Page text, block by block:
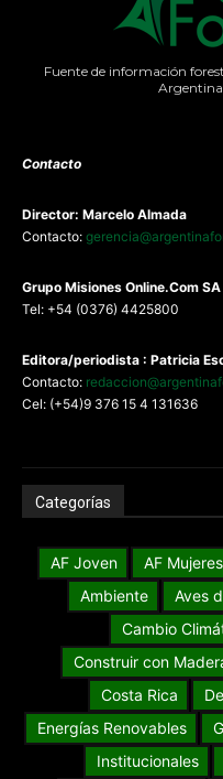
Fuente de información
Contacto
Director: Marcelo Almada
Contacto:
Grupo Misiones Online.Com SA
Tel: +54 (0376) 4425800
Editora/periodista : Patricia
Contacto:
Cel: (+54)9 376 15 4 131636
Categorías
AF Joven AF
Ambiente
Aves
Cambio
Construir con
Costa Rica
Energías Renovables
Institucionales